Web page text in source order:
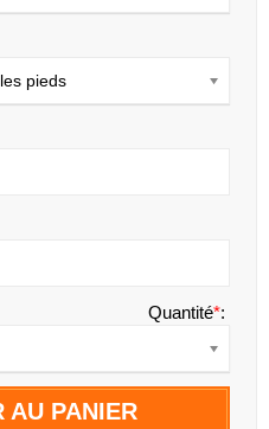
pieds
Quantité*:
AU PANIER